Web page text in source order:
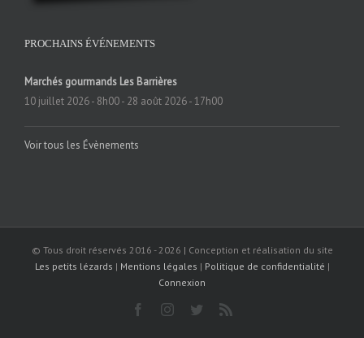
PROCHAINS ÉVÉNEMENTS
Marchés gourmands Les Barrières
10 juillet 2026 - 8h00- 28 août 2026 - 17h00
Voir tous les Évènements
© Tous droit réservés 2016 -2026 | Conception et réalisation du site
Les petits lézards | Mentions légales | Politique de confidentialité |
Connexion
FacebookInstagram
Twitter